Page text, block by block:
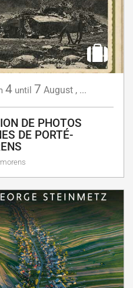
4 until 7 August, ...
DE PHOTOS
DE PORTÉ-